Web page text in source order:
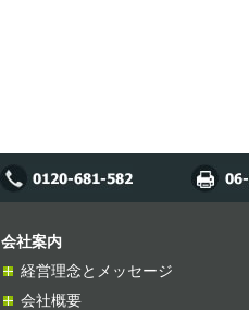
会社案内
経営理念とメッセージ
会社概要